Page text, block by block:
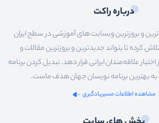
درباره راکت
و بروزترین وبسایت های آموزشی در سطح ایران
کرده تا بتواند جدیدترین و بروزترین مقالات و
علاقه‌مندان ایرانی قرار دهد. تبدیل کردن برنامه
به بهترین برنامه نویسان جهان هدف ماست.
مشاهده اطلاعات مسیریادگیری